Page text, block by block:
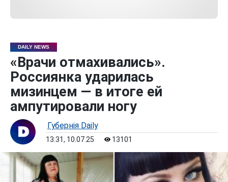
DAILY NEWS
«Врачи отмахивались».
Россиянка ударилась
мизинцем — в итоге ей
ампутировали ногу
Губернiя Daily
13:31, 10.07.25 13101